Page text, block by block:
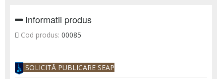
Informatii produs
Cod produs: 00085
SOLICITĂ PUBLICARE SEAP